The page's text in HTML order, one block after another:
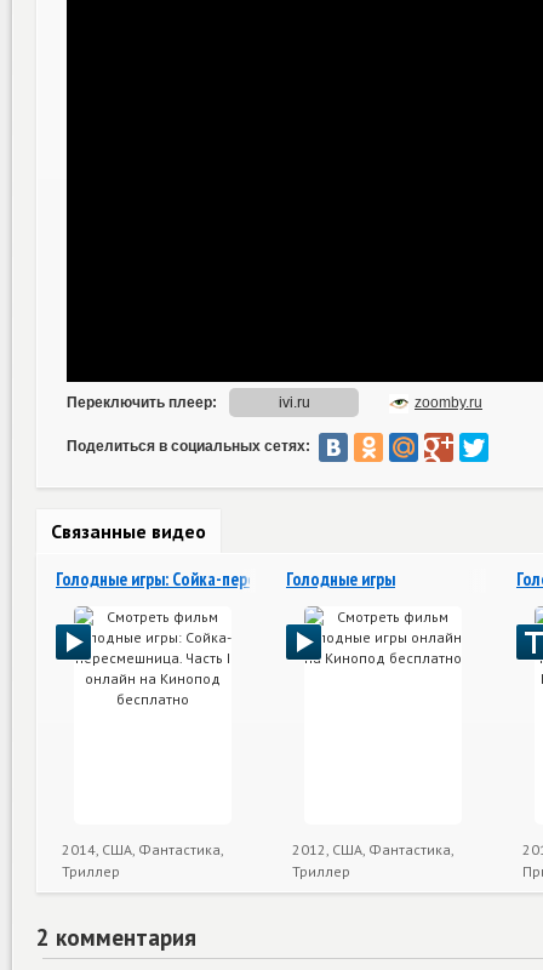
Поделиться в социальных сетях:
Связанные видео
Голодные игры: Сойка-пересмешница. Часть I
2014, США, Фантастика,
Триллер
Голодные игры
2012, США, Фантастика,
Триллер
2 комментария